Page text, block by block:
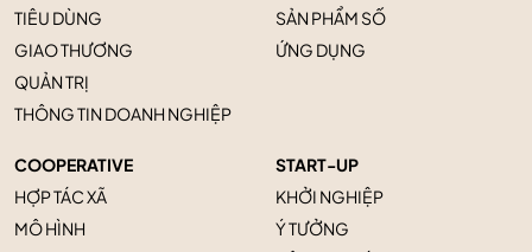
TIÊU DÙNG
GIAO THƯƠNG
QUẢN TRỊ
THÔNG TIN DOANH NGHIỆP
SẢN PHẨM SỐ
ỨNG DỤNG
COOPERATIVE
HỢP TÁC XÃ
MÔ HÌNH
START-UP
KHỞI NGHIỆP
Ý TƯỞNG